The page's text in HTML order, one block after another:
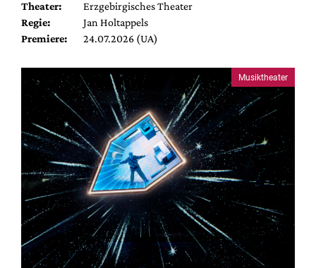
Theater:
Erzgebirgisches Theater
Regie:
Jan Holtappels
Premiere:
24.07.2026 (UA)
Musiktheater